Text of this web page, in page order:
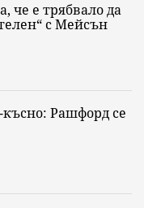
че е трябвало да
с Мейсън
късно: Рашфорд се